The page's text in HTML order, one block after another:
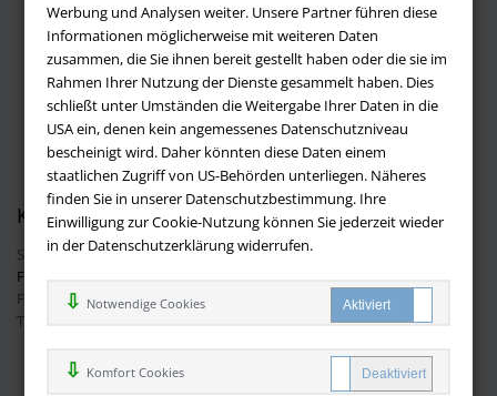
Werbung und Analysen weiter. Unsere Partner führen diese
Informationen möglicherweise mit weiteren Daten
zusammen, die Sie ihnen bereit gestellt haben oder die sie im
Rahmen Ihrer Nutzung der Dienste gesammelt haben. Dies
schließt unter Umständen die Weitergabe Ihrer Daten in die
USA ein, denen kein angemessenes Datenschutzniveau
bescheinigt wird. Daher könnten diese Daten einem
staatlichen Zugriff von US-Behörden unterliegen. Näheres
finden Sie in unserer Datenschutzbestimmung. Ihre
Einwilligung zur Cookie-Nutzung können Sie jederzeit wieder
in der Datenschutzerklärung widerrufen.
Notwendige Cookies
Komfort Cookies
Impressum
Versandbedingungen
Widerruf
Batteriehinweis
AGB
Datenschutz
Kontakt
Sie haben Fragen?Hier finden Sie Antworten auf häufig gestellte
Fragen.
Fragen per E-Mail:info@buchversandmimpf2000.de
Telefon: +49 (0)9209 20 23 188
Ihre Vorteile bei uns
Kostenloser Versand innerhalb Deutschlands